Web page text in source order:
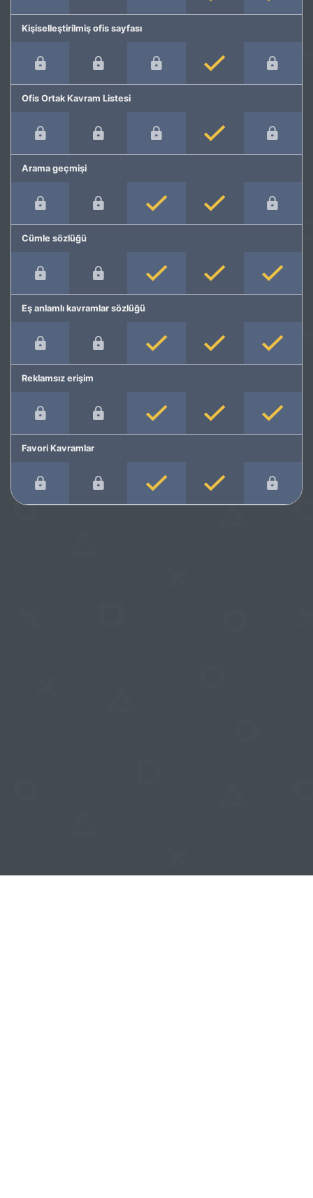
Kişiselleştirilmiş ofis sayfası
Ofis Ortak Kavram Listesi
Arama geçmişi
Cümle sözlüğü
Eş anlamlı kavramlar sözlüğü
Reklamsız erişim
Favori Kavramlar